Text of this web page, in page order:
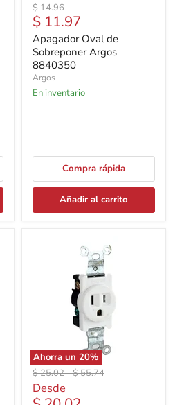
Precio
original
$ 14.96
Precio
actual
$ 11.97
Apagador Oval de
Sobreponer Argos
8840350
Argos
En inventario
Compra rápida
Añadir al carrito
Ahorra un 20%
Precio
original
$ 25.02-Precio
$ 55.74
Desde